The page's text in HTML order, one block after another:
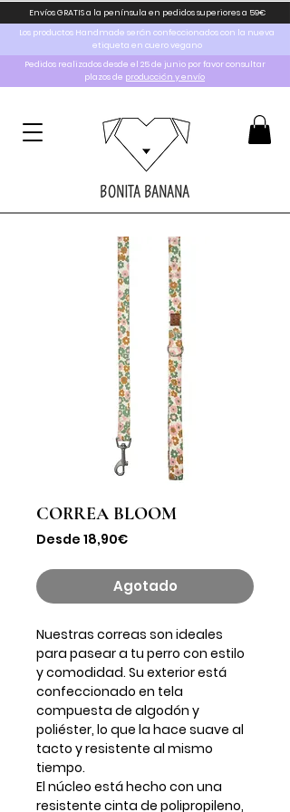
Envíos GRATIS a la península en pedidos superiores a 59€
Los productos Handmade serán confeccionados con la nueva
etiqueta en cuero vegano
BONITA BANANA
Pedidos realizados desde el 25 de junio por favor consultar
plazos de producción y envío
CORREA BLOOM
Desde 18,90€Precio
oferta
Agotado
Nuestras correas son ideales
para pasear a tu perro con estilo
y comodidad. Su exterior está
confeccionado en tela
compuesta de algodón y
poliéster, lo que la hace suave al
tacto y resistente al mismo
tiempo.
El núcleo está hecho con una
resistente cinta de polipropileno,